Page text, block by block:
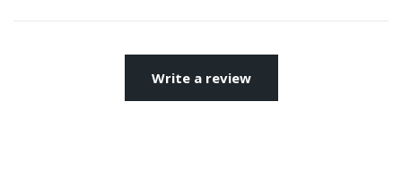
Write a review